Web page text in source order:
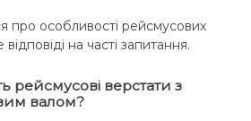
про особливості рейсмусових
на часті запитання.
рейсмусові верстати з
валом?